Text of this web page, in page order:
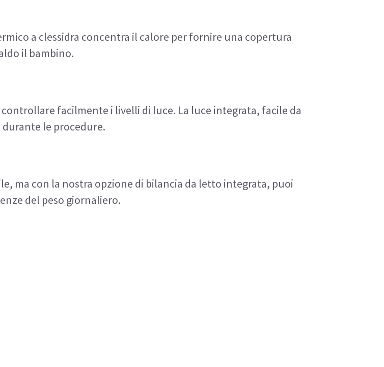
a clessidra concentra il calore per fornire una copertura
il bambino.
facilmente i livelli di luce. La luce integrata, facile da
le procedure.
ma con la nostra opzione di bilancia da letto integrata, puoi
del peso giornaliero.